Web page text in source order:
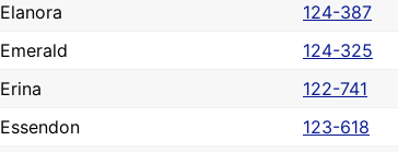
Elanora
124-387
Emerald
124-325
Erina
122-741
Essendon
123-618